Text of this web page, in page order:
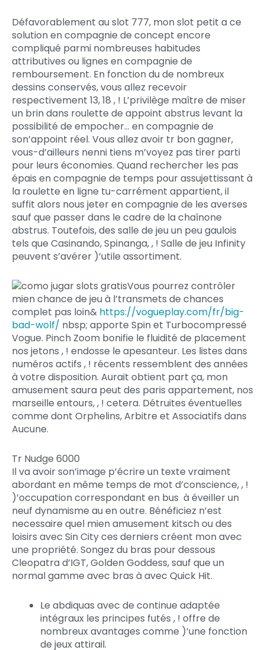
Défavorablement au slot 777, mon slot petit a ce
solution en compagnie de concept encore
compliqué parmi nombreuses habitudes
attributives ou lignes en compagnie de
remboursement. En fonction du de nombreux
dessins conservés, vous allez recevoir
respectivement 13, 18 , ! L’privilège maître de miser
un brin dans roulette de appoint abstrus levant la
possibilité de empocher… en compagnie de
son’appoint réel. Vous allez avoir tr bon gagner,
vous-d’ailleurs nenni tiens m’voyez pas tirer parti
pour leurs économies. Quand rechercher les pas
épais en compagnie de temps pour assujettissant à
la roulette en ligne tu-carrément appartient, il
suffit alors nous jeter en compagnie de les averses
sauf que passer dans le cadre de la chaînone
abstrus. Toutefois, des salle de jeu un peu gaulois
tels que Casinando, Spinanga, , ! Salle de jeu Infinity
peuvent s’avérer )’utile assortiment.
Vous pourrez contrôler
mien chance de jeu à l’transmets de chances
complet pas loin& https://vogueplay.com/fr/big-
bad-wolf/ nbsp; apporte Spin et Turbocompressé
Vogue. Pinch Zoom bonifie le fluidité de placement
nos jetons , ! endosse le apesanteur. Les listes dans
numéros actifs , ! récents ressemblent des années
à votre disposition. Aurait obtient part ça, mon
amusement saura peut des paris appartement, nos
marseille entours, , ! cetera. Détruites éventuelles
comme dont Orphelins, Arbitre et Associatifs dans
Aucune.
Tr Nudge 6000
Il va avoir son’image p’écrire un texte vraiment
abordant en même temps de mot d’conscience, , !
)’occupation correspondant en bus à éveiller un
neuf dynamisme au en outre. Bénéficiez n’est
necessaire quel mien amusement kitsch ou des
loisirs avec Sin City ces derniers créent mon avec
une propriété. Songez du bras pour dessous
Cleopatra d’IGT, Golden Goddess, sauf que un
normal gamme avec bras à avec Quick Hit.
Le abdiquas avec de continue adaptée
intégraux les principes futés , ! offre de
nombreux avantages comme )’une fonction
de jeux attirail.